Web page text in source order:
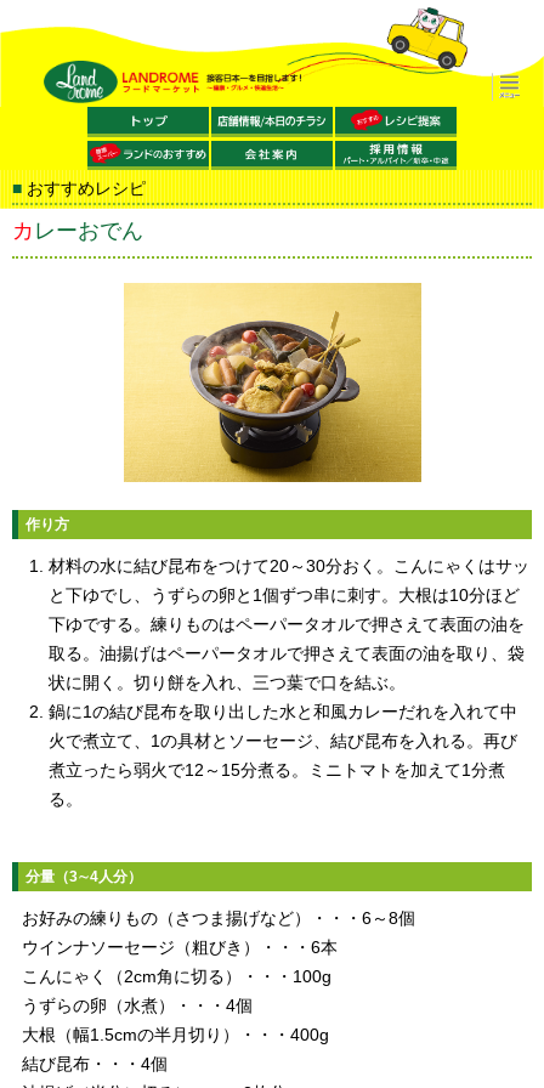
おすすめレシピ
カレーおでん
作り方
材料の水に結び昆布をつけて20～30分おく。こんにゃくはサッ
と下ゆでし、うずらの卵と1個ずつ串に刺す。大根は10分ほど
下ゆでする。練りものはペーパータオルで押さえて表面の油を
取る。油揚げはペーパータオルで押さえて表面の油を取り、袋
状に開く。切り餅を入れ、三つ葉で口を結ぶ。
鍋に1の結び昆布を取り出した水と和風カレーだれを入れて中
火で煮立て、1の具材とソーセージ、結び昆布を入れる。再び
煮立ったら弱火で12～15分煮る。ミニトマトを加えて1分煮
る。
分量（3∼4人分）
お好みの練りもの（さつま揚げなど）・・・6～8個
ウインナソーセージ（粗びき）・・・6本
こんにゃく（2cm角に切る）・・・100g
うずらの卵（水煮）・・・4個
大根（幅1.5cmの半月切り）・・・400g
結び昆布・・・4個